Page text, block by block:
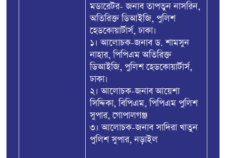
মডারেটর- জনাব তাপতুন নাসরিন,
অতিরিক্ত ডিআইজি, পুলিশ
হেডকোয়ার্টার্স, ঢাকা।
১। আলোচক-জনাব ড. শামসুন
নাহার, পিপিএম অতিরিক্ত
ডিআইজি, পুলিশ হেডকোয়ার্টার্স,
ঢাকা।
২। আলোচক-জনাব আয়েশা
সিদ্দিকা, বিপিএম, পিপিএম পুলিশ
সুপার, গোপালগঞ্জ
৩। আলোচক-জনাব সাদিরা খাতুন
পুলিশ সুপার, নড়াইল